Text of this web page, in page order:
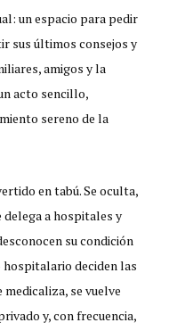
un espacio para pedir
sus últimos consejos y
amigos y la
acto sencillo,
sereno de la
en tabú. Se oculta,
delega a hospitales y
su condición
hospitalario deciden las
se vuelve
y, con frecuencia,